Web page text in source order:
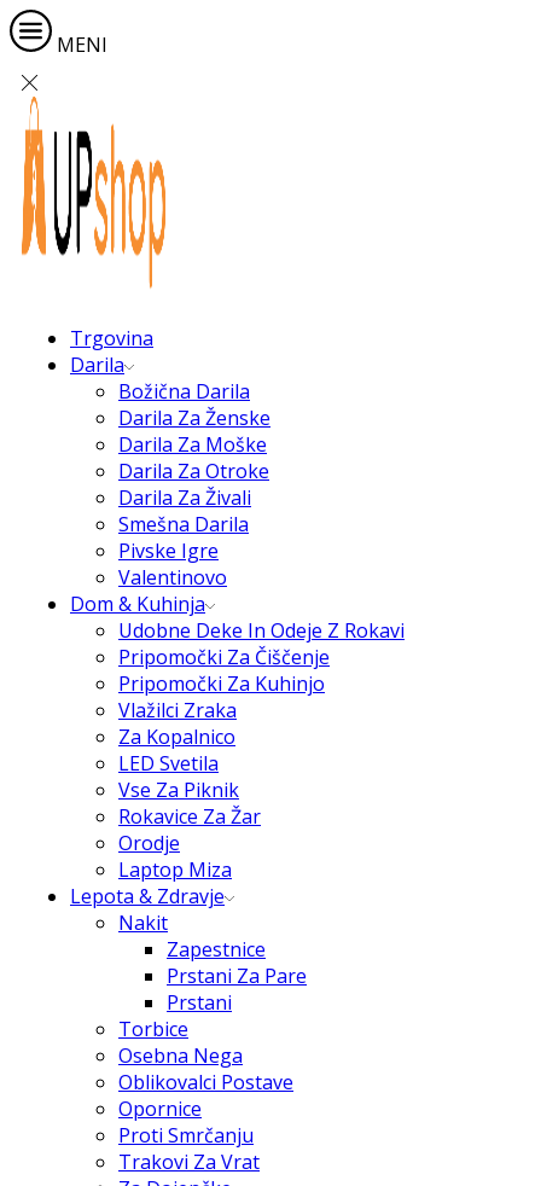
MENI
Trgovina
Darila
Božična Darila
Darila Za Ženske
Darila Za Moške
Darila Za Otroke
Darila Za Živali
Smešna Darila
Pivske Igre
Valentinovo
Dom & Kuhinja
Udobne Deke In Odeje Z Rokavi
Pripomočki Za Čiščenje
Pripomočki Za Kuhinjo
Vlažilci Zraka
Za Kopalnico
LED Svetila
Vse Za Piknik
Rokavice Za Žar
Orodje
Laptop Miza
Lepota & Zdravje
Nakit
Zapestnice
Prstani Za Pare
Prstani
Torbice
Osebna Nega
Oblikovalci Postave
Opornice
Proti Smrčanju
Trakovi Za Vrat